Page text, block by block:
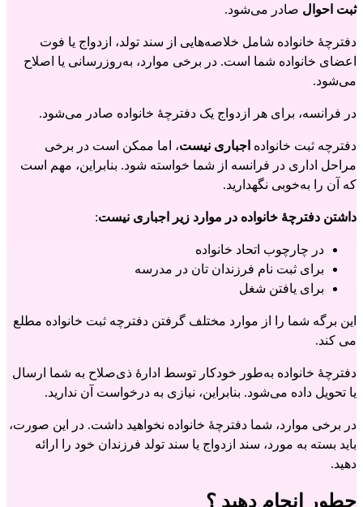
ثبت احوال صادر می‌شود.
می‌شود.
در فرانسه، برای هر ازدواج یک دفترچهٔ خانواده صادر می‌شود.
دفترچه ثبت خانواده اجباری نیست
که آن را به‌خوبی نگهدارید.
داشتن دفترچهٔ خانواده در موارد زیر اجباری نیست:
در چارچوب اتحاد خانواده
برای ثبت نام فرزندان تان در مدرسه
برای یافتن شغل
می کند.
یا تحویل داده می‌شود. بنابراین، نیازی به درخواست آن ندارید.
دهید.
چطور انجام دهید ؟